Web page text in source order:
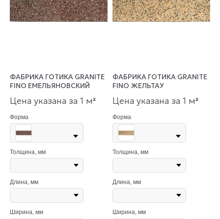
ФАБРИКА ГОТИКА GRANITE
FINO ЕМЕЛЬЯНОВСКИЙ
Цена указана за 1 м²
Форма
Толщина, мм
Длина, мм
Ширина, мм
ФАБРИКА ГОТИКА GRANITE
FINO ЖЕЛЬТАУ
Цена указана за 1 м²
Форма
Толщина, мм
Длина, мм
Ширина, мм